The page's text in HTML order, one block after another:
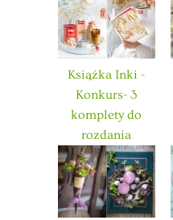
Książka Inki -
Konkurs- 3
komplety do
rozdania